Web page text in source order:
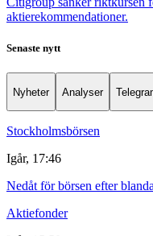
aktierekommendationer.
Senaste nytt
Nyheter Analyser
Stockholmsbörsen
Igår, 17:46
Nedåt för börsen efter
Aktiefonder